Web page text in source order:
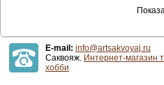
E-mail: info@artsakvoyaj.ru
Саквояж. Интернет-магазин
хобби